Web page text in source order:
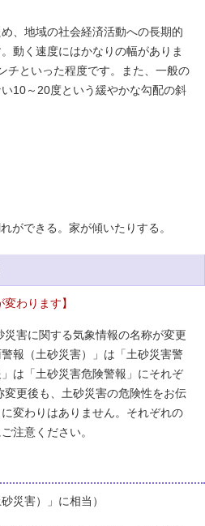
、地域の社会経済活動への長期的
動く速度にはかなりの幅がありま
チといった程度です。また、一般の
10～20度という緩やかな勾配の斜
ができる。家が傾いたりする。
わります】
害に関する気象情報の名称が変更
報（土砂災害）」は「土砂災害警
は「土砂災害危険警報」にそれぞ
更後も、土砂災害の危険性をお伝
変わりはありません。それぞれの
注意ください。
災害）」に相当）